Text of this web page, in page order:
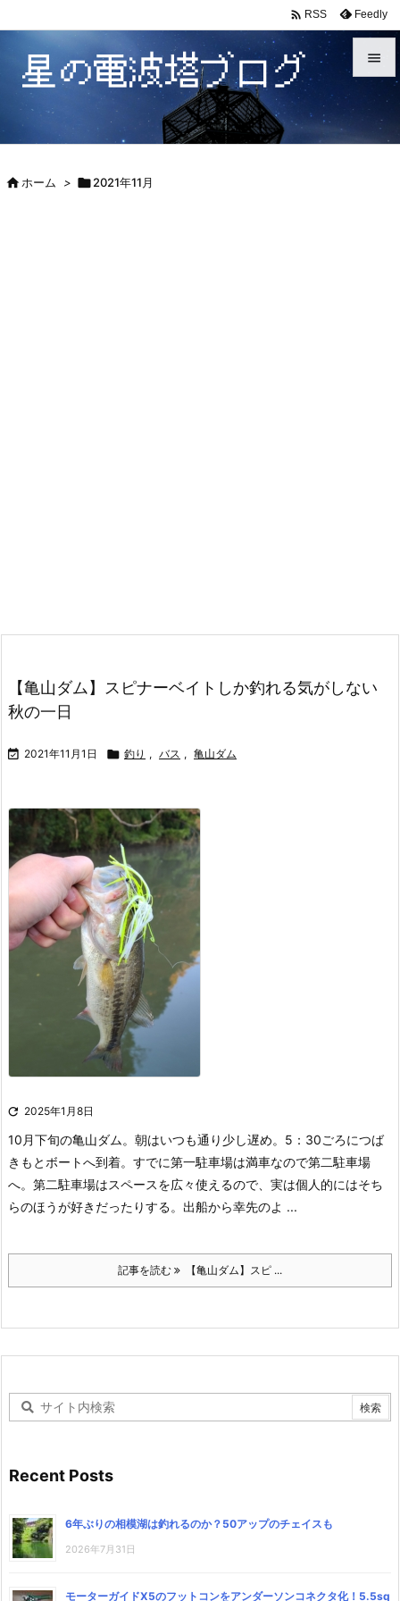


 RSS Feedly
ホーム > 2021年11月
【亀山ダム】スピナーベイトしか釣れる気がしない
秋の一日
 2021年11月1日  釣り , バス , 亀山ダム
 2025年1月8日
10月下旬の亀山ダム。朝はいつも通り少し遅め。5：30ごろにつば
きもとボートへ到着。すでに第一駐車場は満車なので第二駐車場
へ。第二駐車場はスペースを広々使えるので、実は個人的にはそち
らのほうが好きだったりする。 出船から幸先のよ ...
記事を読む 【亀山ダム】スピ ...
Recent Posts
6年ぶりの相模湖は釣れるのか？50アップのチェイスも
2026年7月31日
モーターガイドX5のフットコンをアンダーソンコネクタ化！5.5sq